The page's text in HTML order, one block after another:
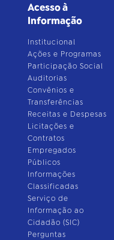
Acesso à
Informação
Institucional
Ações e Programas
Participação Social
Auditorias
Convênios e
Transferências
Receitas e Despesas
Licitações e
Contratos
Empregados
Públicos
Informações
Classificadas
Serviço de
Informação ao
Cidadão (SIC)
Perguntas